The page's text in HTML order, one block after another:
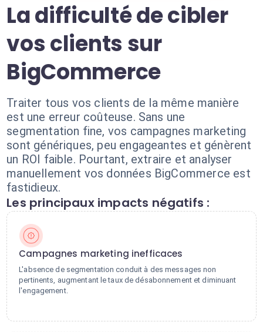
La difficulté de cibler
vos clients sur
BigCommerce
Traiter tous vos clients de la même manière
est une erreur coûteuse. Sans une
segmentation fine, vos campagnes marketing
sont génériques, peu engageantes et génèrent
un ROI faible. Pourtant, extraire et analyser
manuellement vos données BigCommerce est
fastidieux.
Les principaux impacts négatifs :
Campagnes marketing inefficaces
L'absence de segmentation conduit à des messages non
pertinents, augmentant le taux de désabonnement et diminuant
l'engagement.